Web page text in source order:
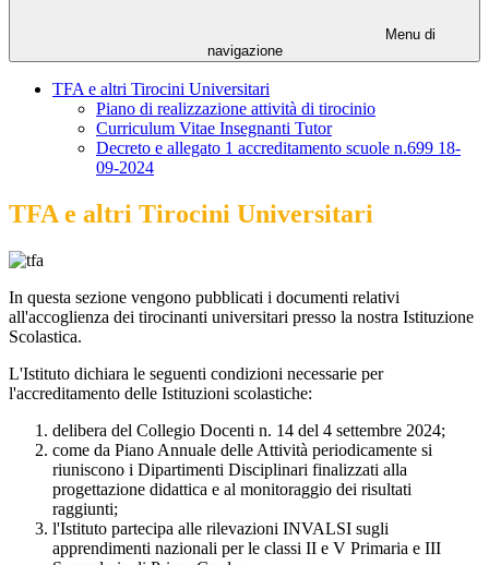
Menu di
navigazione
TFA e altri Tirocini Universitari
Piano di realizzazione attività di tirocinio
Curriculum Vitae Insegnanti Tutor
Decreto e allegato 1 accreditamento scuole n.699 18-
09-2024
TFA e altri Tirocini Universitari
In questa sezione vengono pubblicati i documenti relativi
all'accoglienza dei tirocinanti universitari presso la nostra Istituzione
Scolastica.
L'Istituto dichiara le seguenti condizioni necessarie per
l'accreditamento delle Istituzioni scolastiche:
delibera del Collegio Docenti n. 14 del 4 settembre 2024;
come da Piano Annuale delle Attività periodicamente si
riuniscono i Dipartimenti Disciplinari finalizzati alla
progettazione didattica e al monitoraggio dei risultati
raggiunti;
l'Istituto partecipa alle rilevazioni INVALSI sugli
apprendimenti nazionali per le classi II e V Primaria e III